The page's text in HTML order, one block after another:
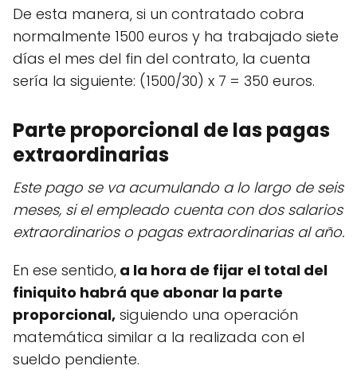
De esta manera, si un contratado cobra
normalmente 1500 euros y ha trabajado siete
días el mes del fin del contrato, la cuenta
sería la siguiente: (1500/30) x 7 = 350 euros.
Parte proporcional de las pagas
extraordinarias
Este pago se va acumulando a lo largo de seis
meses, si el empleado cuenta con dos salarios
extraordinarios o pagas extraordinarias al año.
En ese sentido, a la hora de fijar el total del
finiquito habrá que abonar la parte
proporcional, siguiendo una operación
matemática similar a la realizada con el
sueldo pendiente.